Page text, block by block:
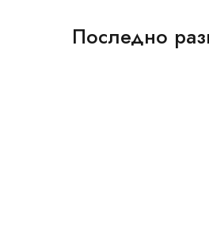
Последно